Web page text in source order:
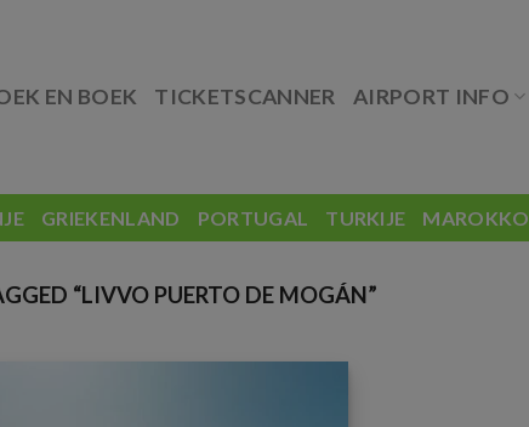
EN BOEK TICKETSCANNER AIRPORT INFO
GRIEKENLAND PORTUGAL TURKIJE MAROKKO
“LIVVO PUERTO DE MOGÁN”